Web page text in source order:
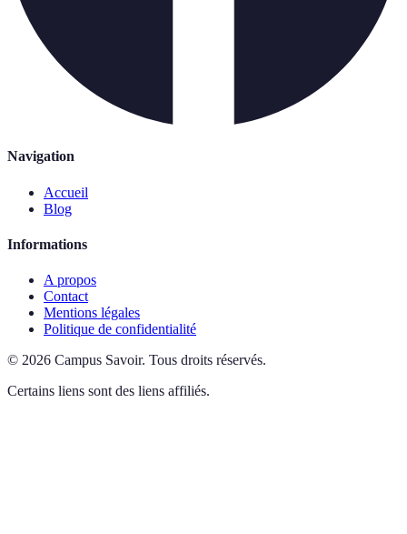
Navigation
Accueil
Blog
Informations
A propos
Contact
Mentions légales
Politique de confidentialité
© 2026 Campus Savoir. Tous droits réservés.
Certains liens sont des liens affiliés.